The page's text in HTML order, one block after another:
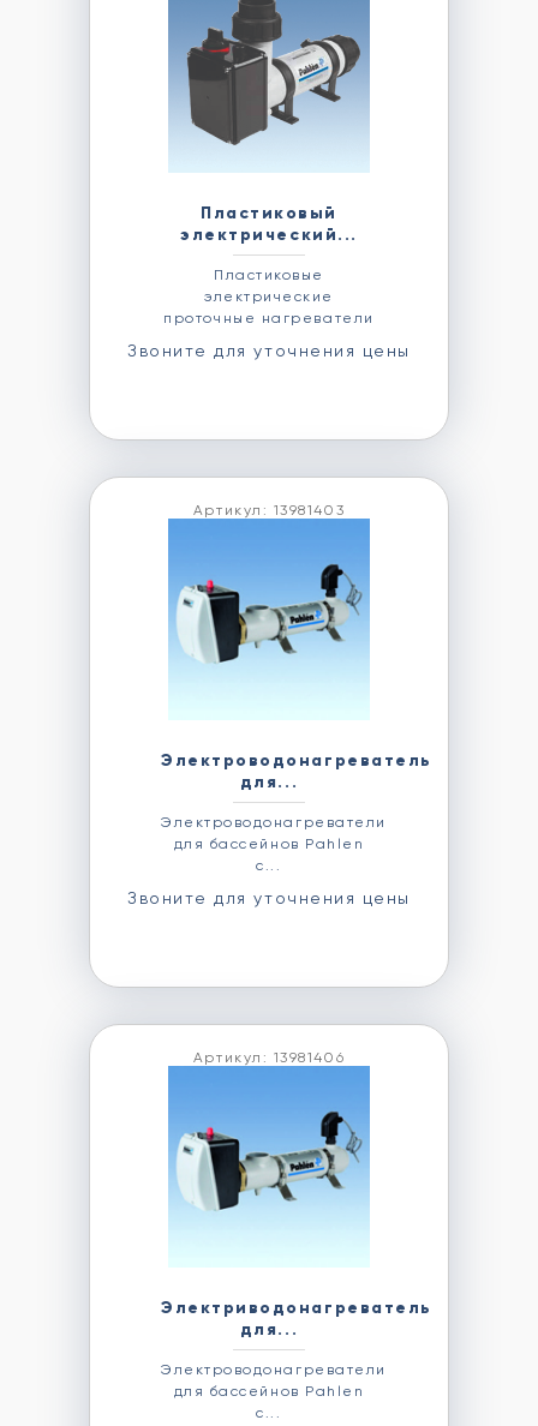
Пластиковый
электрический...
Пластиковые
электрические
проточные нагреватели
Звоните для уточнения цены
Артикул: 13981403
Электроводонагреватель
для...
Электроводонагреватели
для бассейнов Pahlen
с...
Звоните для уточнения цены
Артикул: 13981406
Электриводонагреватель
для...
Электроводонагреватели
для бассейнов Pahlen
с...